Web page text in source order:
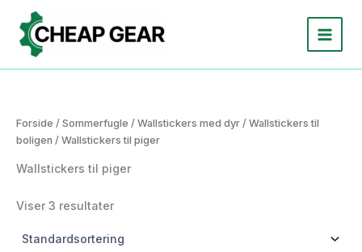
indholdet
Forside / Sommerfugle / Wallstickers med dyr / Wallstickers til
boligen / Wallstickers til piger
Wallstickers til piger
Viser 3 resultater